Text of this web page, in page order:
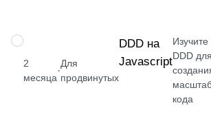
НАВЫК
2
месяца
·
Для
продвинутых
DDD на
JavascriptDDD для
кода